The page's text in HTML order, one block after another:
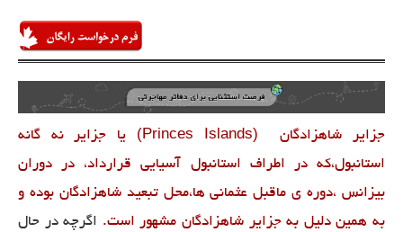
جزایر شاهزادگان (Princes Islands)
یا جزایر نه گانه
استانبول،که در اطراف استانبول آسیایی قرارداد، در دوران
بیزانس ،دوره ی ماقبل عثمانی ها،محل تبعید شاهزادگان بوده و
به همین دلیل به جزایر شاهزادگان مشهور است. اگرچه در حال